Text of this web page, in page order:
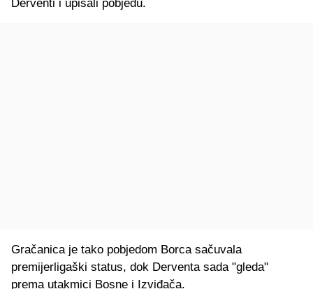
Derventi i upisali pobjedu.
Gračanica je tako pobjedom Borca sačuvala
premijerligaški status, dok Derventa sada "gleda"
prema utakmici Bosne i Izviđača.